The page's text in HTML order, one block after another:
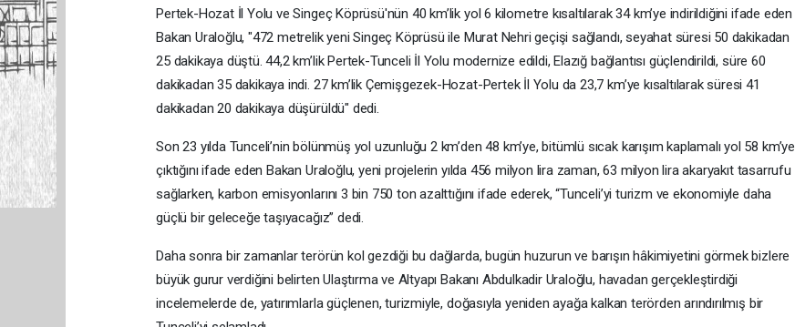
Pertek-Hozat İl Yolu ve Singeç Köprüsü'nün 40 km’lik yol 6 kilometre kısaltılarak 34 km’ye indirildiğini ifade eden
Bakan Uraloğlu, "472 metrelik yeni Singeç Köprüsü ile Murat Nehri geçişi sağlandı, seyahat süresi 50 dakikadan
25 dakikaya düştü. 44,2 km’lik Pertek-Tunceli İl Yolu modernize edildi, Elazığ bağlantısı güçlendirildi, süre 60
dakikadan 35 dakikaya indi. 27 km’lik Çemişgezek-Hozat-Pertek İl Yolu da 23,7 km’ye kısaltılarak süresi 41
dakikadan 20 dakikaya düşürüldü" dedi.
Son 23 yılda Tunceli’nin bölünmüş yol uzunluğu 2 km’den 48 km’ye, bitümlü sıcak karışım kaplamalı yol 58 km’ye
çıktığını ifade eden Bakan Uraloğlu, yeni projelerin yılda 456 milyon lira zaman, 63 milyon lira akaryakıt tasarrufu
sağlarken, karbon emisyonlarını 3 bin 750 ton azalttığını ifade ederek, “Tunceli’yi turizm ve ekonomiyle daha
güçlü bir geleceğe taşıyacağız” dedi.
Daha sonra bir zamanlar terörün kol gezdiği bu dağlarda, bugün huzurun ve barışın hâkimiyetini görmek bizlere
büyük gurur verdiğini belirten Ulaştırma ve Altyapı Bakanı Abdulkadir Uraloğlu, havadan gerçekleştirdiği
incelemelerde de, yatırımlarla güçlenen, turizmiyle, doğasıyla yeniden ayağa kalkan terörden arındırılmış bir